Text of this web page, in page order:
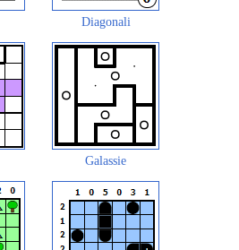
Diagonali
Galassie